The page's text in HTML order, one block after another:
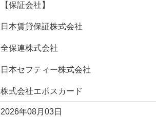
【保証会社】
日本賃貸保証株式会社
全保連株式会社
日本セフティー株式会社
株式会社エポスカード
2026年08月03日